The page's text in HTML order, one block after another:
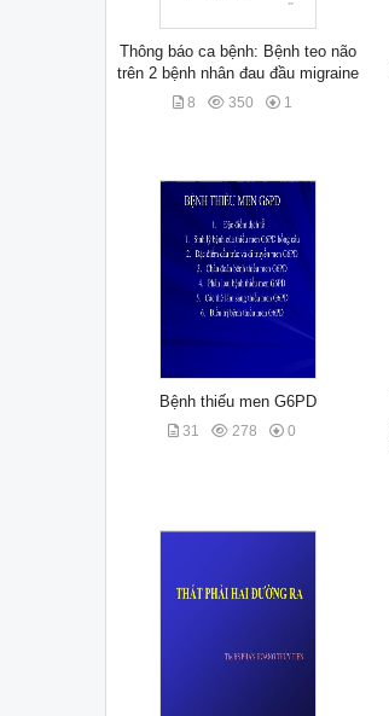
Thông báo ca bệnh: Bệnh teo não
trên 2 bệnh nhân đau đầu migraine
8 350 1
Bệnh thiếu men G6PD
31 278 0